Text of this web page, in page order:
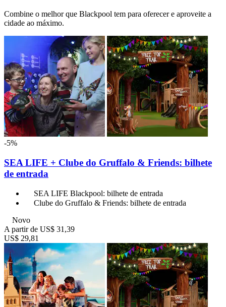
Combine o melhor que Blackpool tem para oferecer e aproveite a
cidade ao máximo.
-5%
SEA LIFE + Clube do Gruffalo & Friends: bilhete
de entrada
SEA LIFE Blackpool: bilhete de entrada
Clube do Gruffalo & Friends: bilhete de entrada
Novo
A partir de US$ 31,39
US$ 29,81